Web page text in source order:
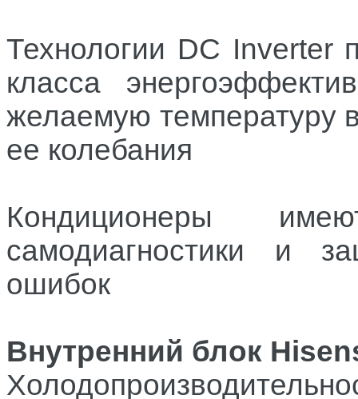
Технологии DC Inverter
класса
желаемую температуру
ее колебания
Кондиционеры
самодиагностики и
ошибок
Внутренний блок